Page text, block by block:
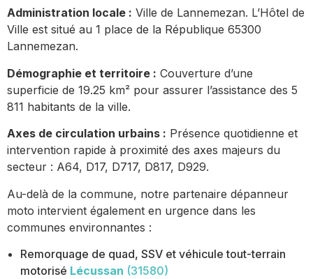
Administration locale : Ville de Lannemezan. L’Hôtel de
Ville est situé au 1 place de la République 65300
Lannemezan.
Démographie et territoire : Couverture d’une
superficie de 19.25 km² pour assurer l’assistance des 5
811 habitants de la ville.
Axes de circulation urbains : Présence quotidienne et
intervention rapide à proximité des axes majeurs du
secteur : A64, D17, D717, D817, D929.
Au-delà de la commune, notre partenaire dépanneur
moto intervient également en urgence dans les
communes environnantes :
Remorquage de quad, SSV et véhicule tout-terrain
motorisé Lécussan (31580)